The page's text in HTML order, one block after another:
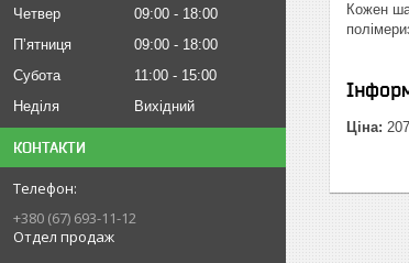
Четвер
09:00
18:00
Пʼятниця
09:00
18:00
Субота
11:00
15:00
Неділя
Вихідний
КОНТАКТИ
+380 (67) 693-11-12
Отдел продаж
Кожен
Ціна: